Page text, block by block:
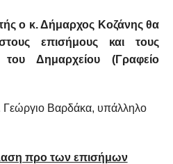
ο κ. Δήμαρχος Κοζάνης θα
επισήμους και τους
Δημαρχείου (Γραφείο
Γεώργιο Βαρδάκα, υπάλληλο
προ των επισήμων